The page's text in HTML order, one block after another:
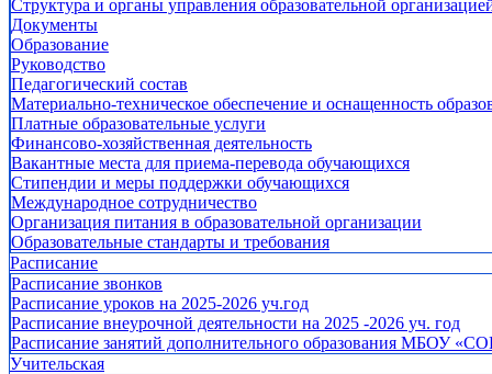
Структура и органы управления образовательной
Документы
Образование
Руководство
Педагогический состав
Материально-техническое обеспечение и оснащенность
Платные образовательные услуги
Финансово-хозяйственная деятельность
Вакантные места для приема-перевода обучающихся
Стипендии и меры поддержки обучающихся
Международное сотрудничество
Организация питания в образовательной организации
Образовательные стандарты и требования
Расписание
Расписание звонков
Расписание уроков на 2025-2026 уч.год
Расписание внеурочной деятельности на 2025 -2026 уч. год
Расписание занятий дополнительного образования МБОУ
Учительская